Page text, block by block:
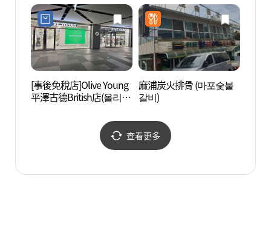
[事後免稅店]Olive Young
平澤古德British店(올리브
麻浦炭火排骨 (마포숯불
갈비)
查看更多